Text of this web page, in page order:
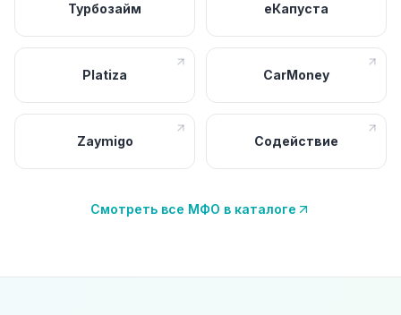
Турбозайм еКапуста
Platiza CarMoney
Zaymigo Содействие
Смотреть все МФО в каталоге